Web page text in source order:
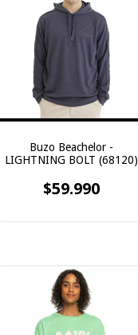
Buzo Beachelor -
LIGHTNING BOLT (68120)
$59.990